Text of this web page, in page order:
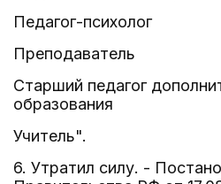
Педагог-психолог
Преподаватель
Старший педагог
образования
Учитель".
6. Утратил силу. -